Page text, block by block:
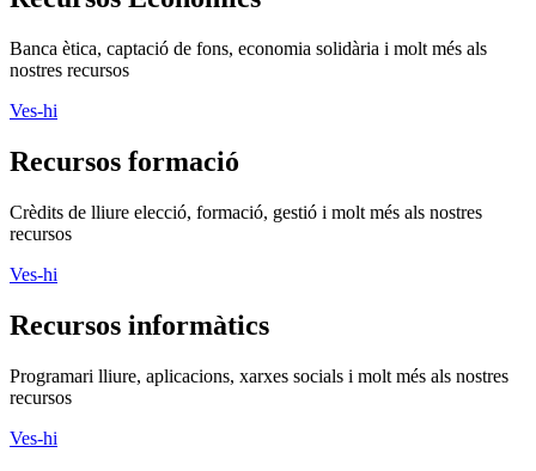
Banca ètica, captació de fons, economia solidària i molt més als
nostres recursos
Ves-hi
Recursos formació
Crèdits de lliure elecció, formació, gestió i molt més als nostres
recursos
Ves-hi
Recursos informàtics
Programari lliure, aplicacions, xarxes socials i molt més als nostres
recursos
Ves-hi